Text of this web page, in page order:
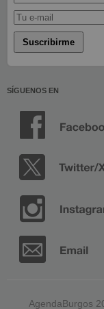
Suscribirme
SÍGUENOS EN
AgendaBurgos